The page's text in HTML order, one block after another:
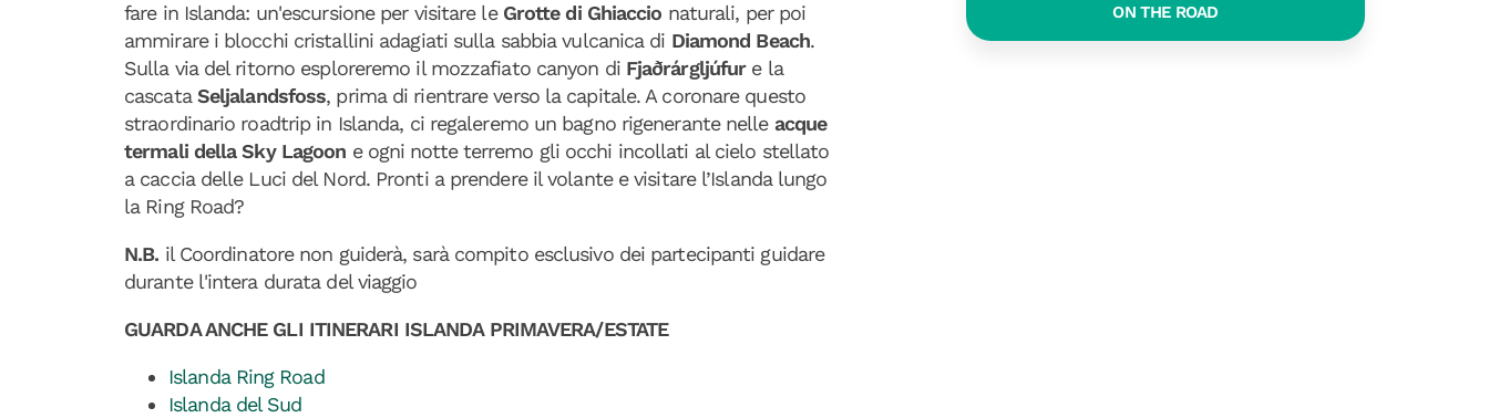
fare in Islanda: un'escursione per visitare le Grotte di Ghiaccio naturali, per poi
ammirare i blocchi cristallini adagiati sulla sabbia vulcanica di Diamond Beach.
Sulla via del ritorno esploreremo il mozzafiato canyon di Fjaðrárgljúfur e la
cascata Seljalandsfoss, prima di rientrare verso la capitale. A coronare questo
straordinario roadtrip in Islanda, ci regaleremo un bagno rigenerante nelle acque
termali della Sky Lagoon e ogni notte terremo gli occhi incollati al cielo stellato
a caccia delle Luci del Nord. Pronti a prendere il volante e visitare l’Islanda lungo
la Ring Road?
N.B. il Coordinatore non guiderà, sarà compito esclusivo dei partecipanti guidare
durante l'intera durata del viaggio
GUARDA ANCHE GLI ITINERARI ISLANDA PRIMAVERA/ESTATE
Islanda Ring Road
Islanda del Sud
ON THE ROAD